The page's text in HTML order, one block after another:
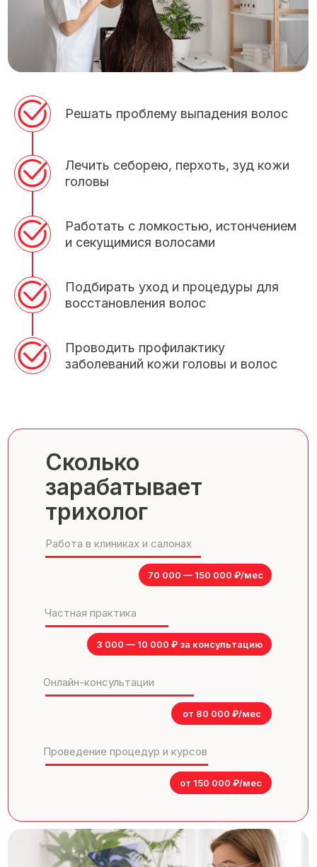
Решать проблему выпадения волос
Лечить себорею, перхоть, зуд кожи
головы
Работать с ломкостью, истончением
и секущимися волосами
Подбирать уход и процедуры для
восстановления волос
Проводить профилактику
заболеваний кожи головы и волос
Сколько
зарабатывает
трихолог
Работа в клиниках и салонах
70 000 — 150 000 ₽/мес
Проведение процедур и курсов
Онлайн-консультации
Частная практика
3 000 — 10 000 ₽ за консультацию
от 150 000 ₽/мес
от 80 000 ₽/мес